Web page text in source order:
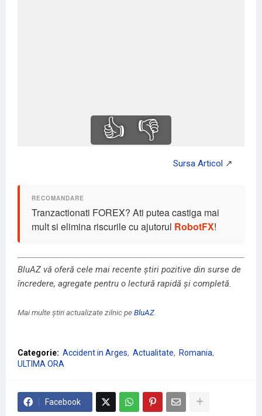
👍 👎
Tranzactionati FOREX? Ati putea castiga mai
mult si elimina riscurile cu ajutorul RobotFX!
BluAZ vă oferă cele mai recente știri pozitive din surse de
încredere, agregate pentru o lectură rapidă și completă.
Mai multe știri actualizate zilnic peBluAZ
Categorie: Accident in Arges Actualitate
Romania
ULTIMA ORA
Facebook